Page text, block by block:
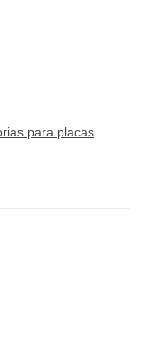
para placas